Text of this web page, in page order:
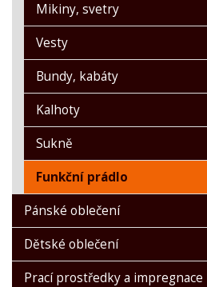
Mikiny, svetry
Vesty
Bundy, kabáty
Kalhoty
Sukně
Funkční prádlo
Pánské oblečení
Dětské oblečení
Prací prostředky a impregnace